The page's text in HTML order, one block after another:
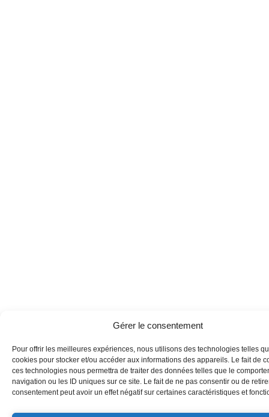
Gérer le consentement
Pour offrir les meilleures expériences, nous utilisons des technologies telles
cookies pour stocker et/ou accéder aux informations des appareils. Le fait de
ces technologies nous permettra de traiter des données telles que le
navigation ou les ID uniques sur ce site. Le fait de ne pas consentir ou de
consentement peut avoir un effet négatif sur certaines caractéristiques et